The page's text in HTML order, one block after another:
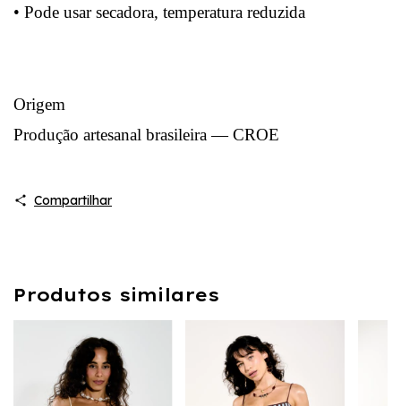
• Pode usar secadora, temperatura reduzida
Origem
Produção artesanal brasileira — CROE
Compartilhar
Produtos similares